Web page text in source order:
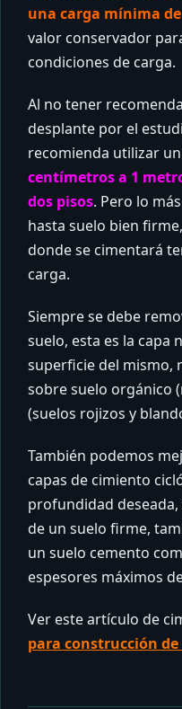
una carga mínima de
valor conservador
condiciones de carga.
Al no tener
desplante por el
recomienda utilizar
centímetros a 1
dos pisos. Pero lo
hasta suelo bien
donde se cimentará
carga.
Siempre se debe
suelo, esta es la capa
superficie del mismo,
sobre suelo orgánico
(suelos rojizos y
También podemos
capas de cimiento
profundidad
de un suelo firme,
un suelo cemento
espesores máximos
Ver este artículo de
para construcción